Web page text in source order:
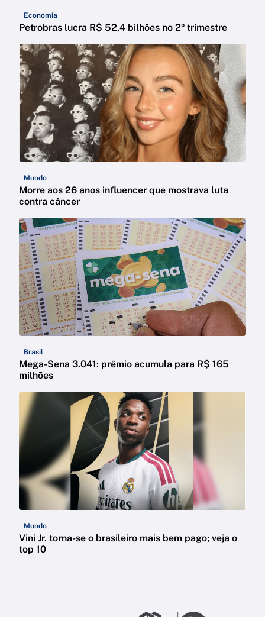
Economia
Petrobras lucra R$ 52,4 bilhões no 2º trimestre
Mundo
Morre aos 26 anos influencer que mostrava luta
contra câncer
Brasil
Mega-Sena 3.041: prêmio acumula para R$ 165
milhões
Mundo
Vini Jr. torna-se o brasileiro mais bem pago; veja o
top 10